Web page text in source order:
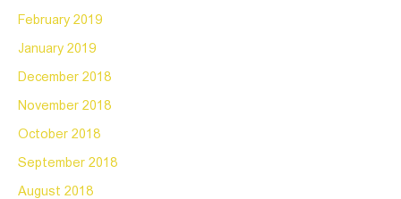
February 2019
January 2019
December 2018
November 2018
October 2018
September 2018
August 2018